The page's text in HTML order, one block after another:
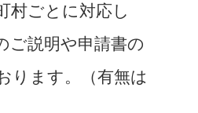
村ごとに対応し
ご説明や申請書の
ります。（有無は